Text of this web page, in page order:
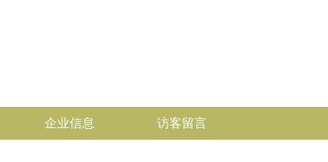
企业信息 访客留言